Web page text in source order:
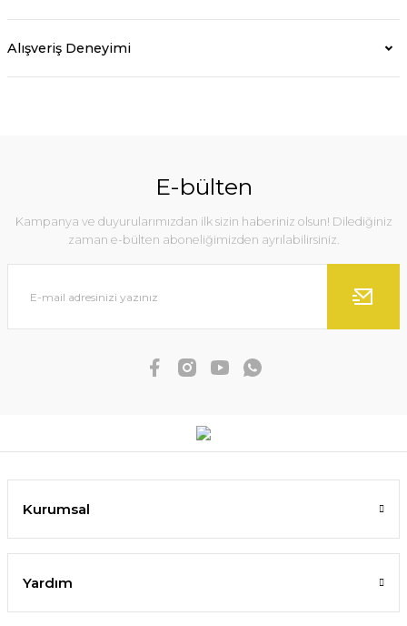
Alışveriş Deneyimi
E-bülten
Kampanya ve duyurularımızdan ilk sizin haberiniz olsun! Dilediğiniz
zaman e-bülten aboneliğimizden ayrılabilirsiniz.
Kurumsal
Yardım